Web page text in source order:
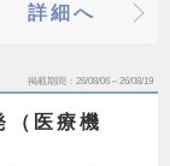
詳細へ
掲載期間 26/08/06～26/08/19
（医療機